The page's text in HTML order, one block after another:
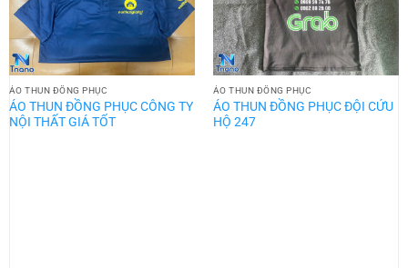
ÁO THUN ĐỒNG PHỤC
ÁO THUN ĐỒNG PHỤC CÔNG TY
NỘI THẤT GIÁ TỐT
ÁO THUN ĐỒNG PHỤC
ÁO THUN ĐỒNG PHỤC ĐỘI CỨU
HỘ 247